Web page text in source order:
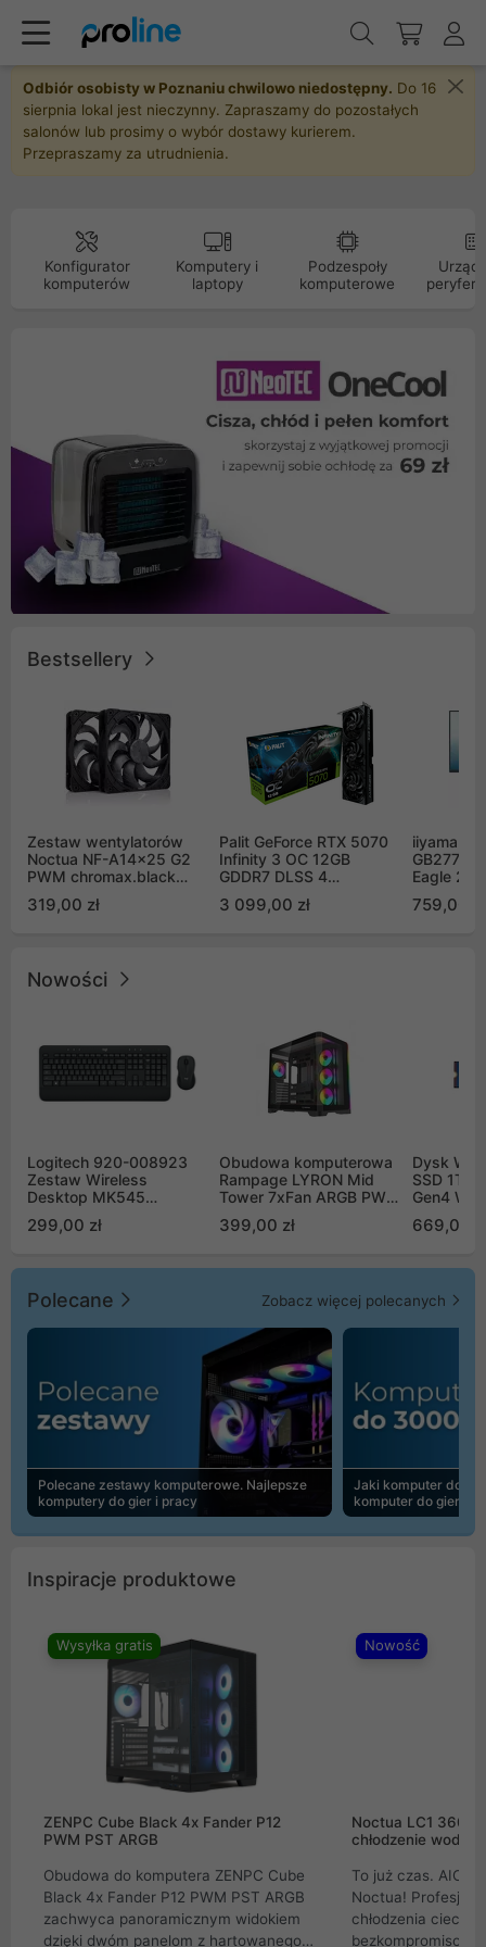
Odbiór osobisty w Poznaniu chwilowo niedostępny. Do 16
sierpnia lokal jest nieczynny. Zapraszamy do pozostałych
salonów lub prosimy o wybór dostawy kurierem.
Przepraszamy za utrudnienia.
Konfigurator
komputerów
Komputery i
laptopy
Podzespoły
komputerowe
Bestsellery
Zestaw wentylatorów
Noctua NF-A14x25 G2
PWM chromax.black
Push Pull (2szt)
319,00 zł
Palit GeForce RTX 5070
Infinity 3 OC 12GB
GDDR7 DLSS 4
GB2050S)
3 099,00 zł
iiyama G-
Eagle 27"
759,00 zł
Nowości
Logitech 920-008923
Zestaw Wireless
Desktop MK545
299,00 zł
Obudowa komputerowa
Rampage LYRON Mid
Tower 7xFan ARGB PWM
399,00 zł
Dysk WD
SSD 1TB
Gen4
669,00
Polecane Zobacz więcej polecanych
Polecane zestawy komputerowe. Najlepsze
komputery do gier i pracy
Jaki komputer do
komputer do gier |
Inspiracje produktowe
Wysyłka gratis
ZENPC Cube Black 4x Fander P12
PWM PST ARGB
Obudowa do komputera ZENPC Cube
Black 4x Fander P12 PWM PST ARGB
zachwyca panoramicznym widokiem
dzięki dwóm panelom z hartowanego
Nowość
Noctua LC1
chłodzenie wodne
To już czas. AIO
Noctua!
chłodzenia cieczą